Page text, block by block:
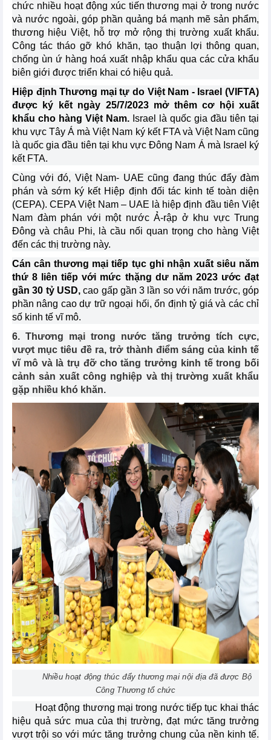
chức nhiều hoạt động xúc tiến thương mại ở trong nước
và nước ngoài, góp phần quảng bá mạnh mẽ sản phẩm,
thương hiệu Việt, hỗ trợ mở rộng thị trường xuất khẩu.
Công tác tháo gỡ khó khăn, tạo thuận lợi thông quan,
chống ùn ứ hàng hoá xuất nhập khẩu qua các cửa khẩu
biên giới được triển khai có hiệu quả.
Hiệp định Thương mại tự do Việt Nam - Israel (VIFTA)
được ký kết ngày 25/7/2023 mở thêm cơ hội xuất
khẩu cho hàng Việt Nam. Israel là quốc gia đầu tiên tại
khu vực Tây Á mà Việt Nam ký kết FTA và Việt Nam cũng
là quốc gia đầu tiên tại khu vực Đông Nam Á mà Israel ký
kết FTA.
Cùng với đó, Việt Nam- UAE cũng đang thúc đẩy đàm
phán và sớm ký kết Hiệp định đối tác kinh tế toàn diện
(CEPA). CEPA Việt Nam – UAE là hiệp định đầu tiên Việt
Nam đàm phán với một nước Ả-rập ở khu vực Trung
Đông và châu Phi, là cầu nối quan trọng cho hàng Việt
đến các thị trường này.
Cán cân thương mại tiếp tục ghi nhận xuất siêu năm
thứ 8 liên tiếp với mức thặng dư năm 2023 ước đạt
gần 30 tỷ USD,cao gấp gần 3 lần so với năm trước, góp
phần nâng cao dự trữ ngoại hối, ổn định tỷ giá và các chỉ
số kinh tế vĩ mô.
6. Thương mại trong nước tăng trưởng tích cực,
vượt mục tiêu đề ra, trở thành điểm sáng của kinh tế
vĩ mô và là trụ đỡ cho tăng trưởng kinh tế trong bối
cảnh sản xuất công nghiệp và thị trường xuất khẩu
gặp nhiều khó khăn.
Nhiều hoạt động thúc đẩy thương mại nội địa đã được Bộ
Công Thương tổ chức
Hoạt động thương mại trong nước tiếp tục khai thác
hiệu quả sức mua của thị trường, đạt mức tăng trưởng
vượt trội so với mức tăng trưởng chung của nền kinh tế.